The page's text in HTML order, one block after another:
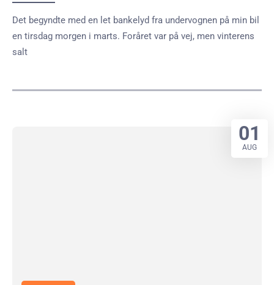
Det begyndte med en let bankelyd fra undervognen på min bil
en tirsdag morgen i marts. Foråret var på vej, men vinterens
salt
01
AUG